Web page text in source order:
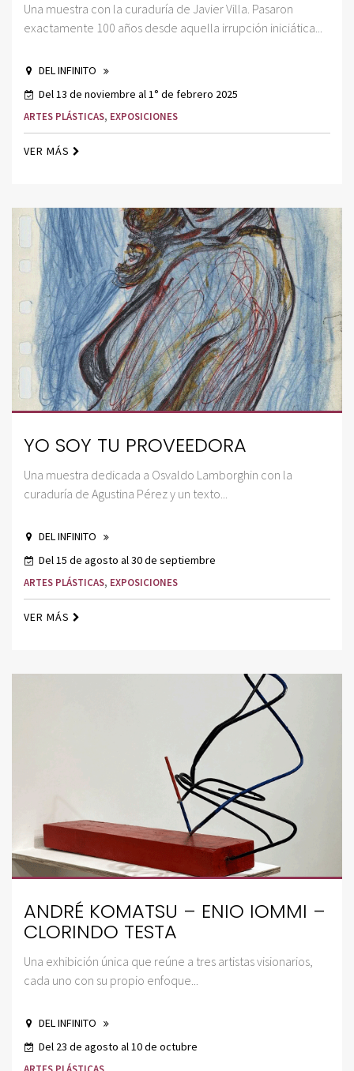
Una muestra con la curaduría de Javier Villa. Pasaron
exactamente 100 años desde aquella irrupción iniciática...
DEL INFINITO
Del 13 de noviembre al 1° de febrero 2025
ARTES PLÁSTICAS, EXPOSICIONES
VER MÁS
YO SOY TU PROVEEDORA
Una muestra dedicada a Osvaldo Lamborghin con la
curaduría de Agustina Pérez y un texto...
DEL INFINITO
Del 15 de agosto al 30 de septiembre
ARTES PLÁSTICAS, EXPOSICIONES
VER MÁS
ANDRÉ KOMATSU – ENIO IOMMI –
CLORINDO TESTA
Una exhibición única que reúne a tres artistas visionarios,
cada uno con su propio enfoque...
DEL INFINITO
Del 23 de agosto al 10 de octubre